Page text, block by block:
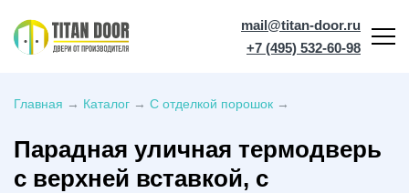
mail@titan-door.ru
+7 (495) 532-60-98
Главная → Каталог → С отделкой порошок →
Парадная уличная термодверь
с верхней вставкой, с